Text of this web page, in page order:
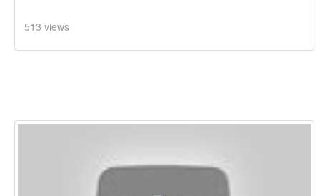
513 views